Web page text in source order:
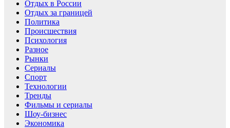
Отдых в России
Отдых за границей
Политика
Происшествия
Психология
Разное
Рынки
Сериалы
Спорт
Технологии
Тренды
Фильмы и сериалы
Шоу-бизнес
Экономика